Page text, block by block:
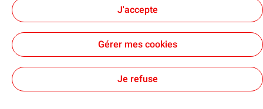
Accessibilité : partiellement conforme
vous acceptez le dépôt de l’ensemble des cookies. Dans le
cas où vous cliquez sur « Je refuse », seuls les cookies
techniques nécessaires au bon fonctionnement du site
seront utilisés. Pour plus d’informations, vous pouvez
traceurs ».
J'accepte
Gérer mes cookies
Je refuse